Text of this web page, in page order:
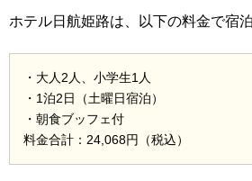
ホテル日航姫路は、以下の料金で宿
・大人2人、小学生1人
・1泊2日（土曜日宿泊）
・朝食ブッフェ付
料金合計：24,068円（税込）